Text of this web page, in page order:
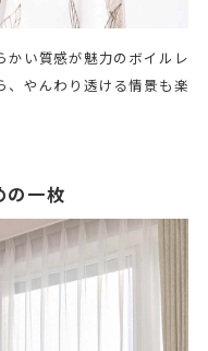
かい質感が魅力のボイルレ
、やんわり透ける情景も楽
の一枚